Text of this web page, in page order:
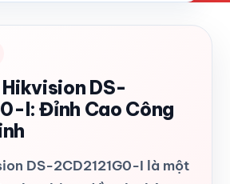
DS-
I: Đỉnh Cao Công
DS-2CD2121G0-I là một